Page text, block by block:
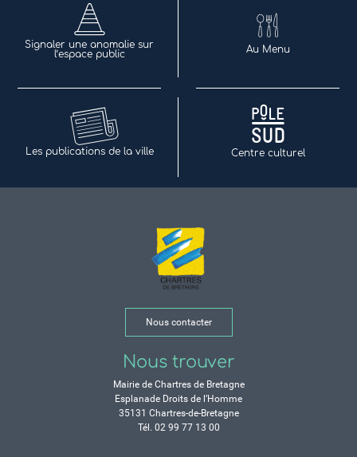
Signaler une anomalie sur
l’espace public
Au Menu
Les publications de la ville Centre culturel
Nous contacter
Nous trouver
Mairie de Chartres de Bretagne
Esplanade Droits de l’Homme
35131 Chartres-de-Bretagne
Tél. 02 99 77 13 00